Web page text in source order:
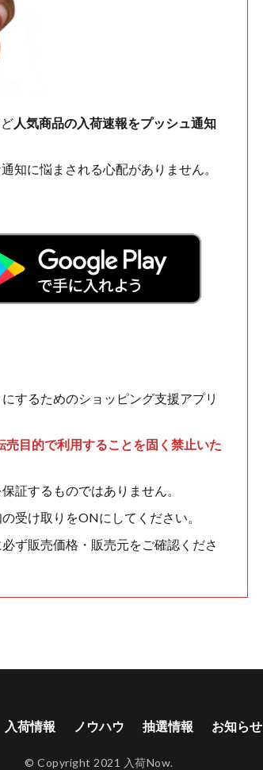
人気商品の入荷速報をプッシュ通知
知に悩まされる心配がありません。
するためのショッピング支援アプリ
目的で利用することを固く禁止いた
証するものではありません。
受け取りをONにしてください。
ず販売価格・販売元をご確認くださ
入荷情報 ノウハウ 抽選情報 お知らせ
© Copyright 2021 入荷Now.